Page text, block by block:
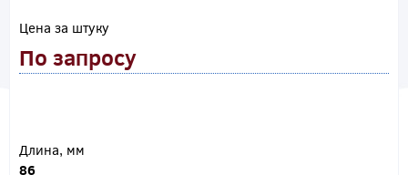
Цена за штуку
По запросу
Длина, мм
86